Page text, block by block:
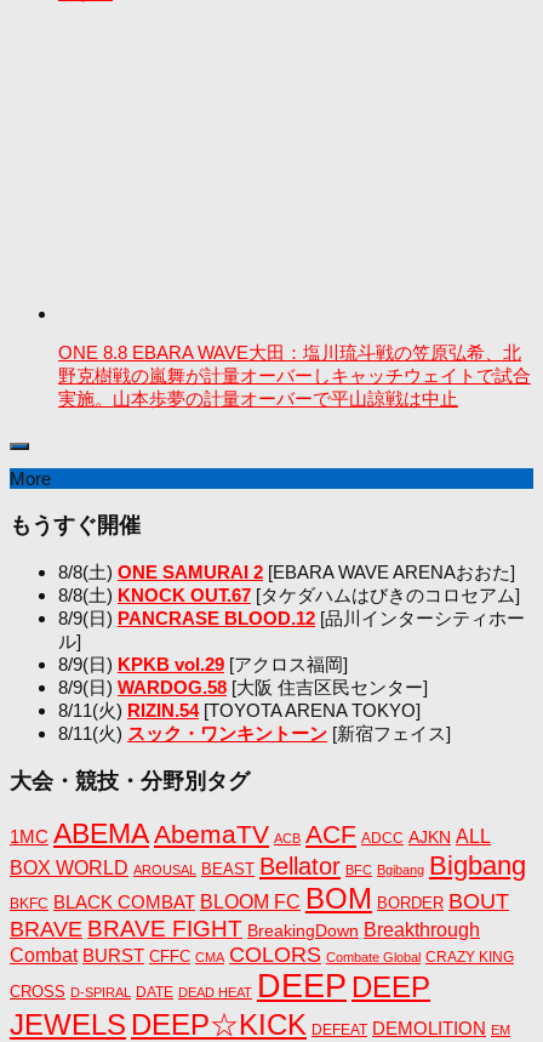
ONE 8.8 EBARA WAVE大田：塩川琉斗戦の笠原弘希、北
野克樹戦の嵐舞が計量オーバーしキャッチウェイトで試合
実施。山本歩夢の計量オーバーで平山諒戦は中止
More
もうすぐ開催
8/8(土) ONE SAMURAI 2 [EBARA WAVE ARENAおおた]
8/8(土) KNOCK OUT.67 [タケダハムはびきのコロセアム]
8/9(日) PANCRASE BLOOD.12 [品川インターシティホー
ル]
8/9(日) KPKB vol.29 [アクロス福岡]
8/9(日) WARDOG.58 [大阪 住吉区民センター]
8/11(火) RIZIN.54[TOYOTA ARENA TOKYO]
8/11(火) スック・ワンキントーン [新宿フェイス]
大会・競技・分野別タグ
1MC ABEMAAbemaTV ACB ACF ADCC AJKN ALL
BOX WORLD AROUSAL BEAST Bellator BFC Bgibang Bigbang
BKFC BLACK COMBAT BLOOM FC BOM BORDER BOUT
BRAVE BRAVE FIGHT BreakingDown Breakthrough
Combat BURST CFFC CMA COLORS Combate Global CRAZY KING
CROSS D-SPIRAL DATE DEAD HEAT DEEP DEEP
JEWELS DEEP☆KICK DEFEAT DEMOLITION EM